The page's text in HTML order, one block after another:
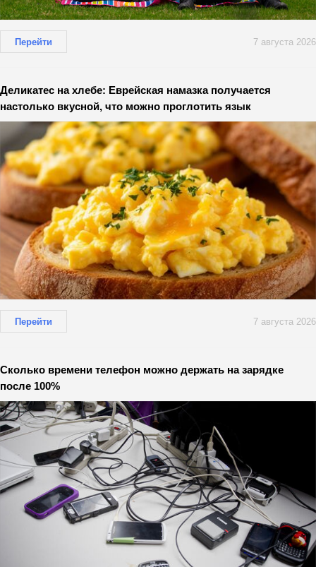
Перейти 7 августа 2026
Деликатес на хлебе: Еврейская намазка получается
настолько вкусной, что можно проглотить язык
Перейти 7 августа 2026
Сколько времени телефон можно держать на зарядке
после 100%